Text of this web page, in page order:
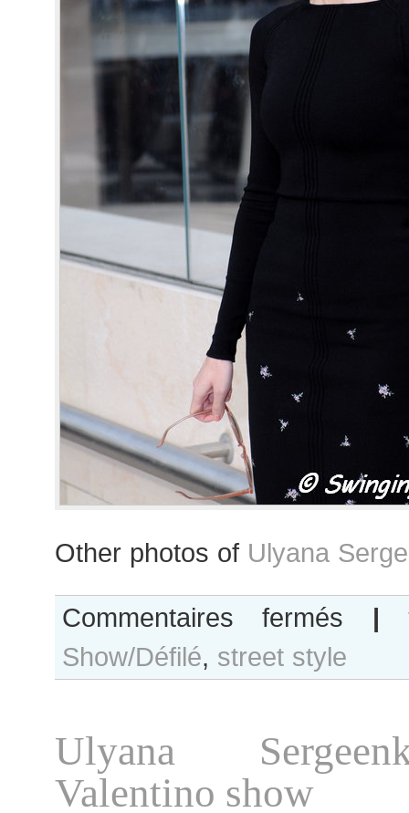
Other photos of Ulyana
Commentaires fermés Ulyana
Sergeenko
after
show
|
Show/Défilé, street style
Ulyana
Valentino show